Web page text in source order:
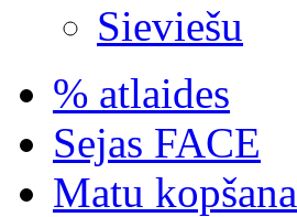
Sieviešu
% atlaides
Sejas FACE
Matu kopšana